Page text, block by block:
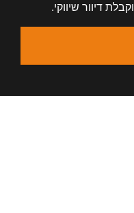
וקבלת דיוור שיווקי.